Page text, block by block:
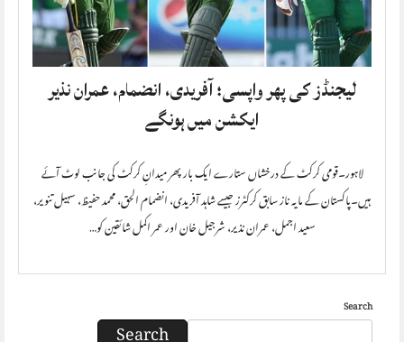
Search
لیجنڈز کی پھر واپسی؛ آفریدی، انضمام، عمران نذیر
ایکشن میں ہونگے
لاہور۔قومی کرکٹ کے درخشاں ستارے ایک بار پھر میدانِ کرکٹ کی جانب لوٹ آئے
ہیں۔پاکستان کے مایہ ناز سابق کرکٹرز جیسے شاہد آفریدی، انضمام الحق، محمد حفیظ، سہیل تنویر،
سعید اجمل، عمران نذیر، شرجیل خان اور عمر اکمل شائقین کو…